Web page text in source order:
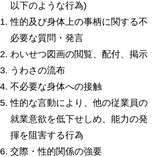
以下のような行為)
性的及び身体上の事柄に関する不
必要な質問・発言
わいせつ図画の閲覧、配付、掲示
うわさの流布
不必要な身体への接触
性的な言動により、他の従業員の
就業意欲を低下せしめ、能力の発
揮を阻害する行為
交際・性的関係の強要